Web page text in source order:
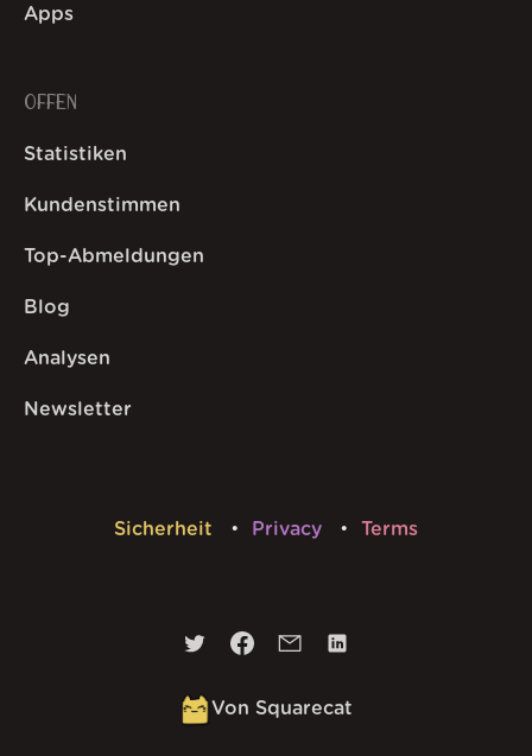
Apps
OFFEN
Statistiken
Kundenstimmen
Top-Abmeldungen
Blog
Analysen
Newsletter
Sicherheit Privacy Terms
Von Squarecat